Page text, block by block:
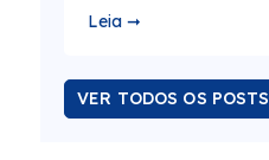
Leia ➞
VER TODOS OS